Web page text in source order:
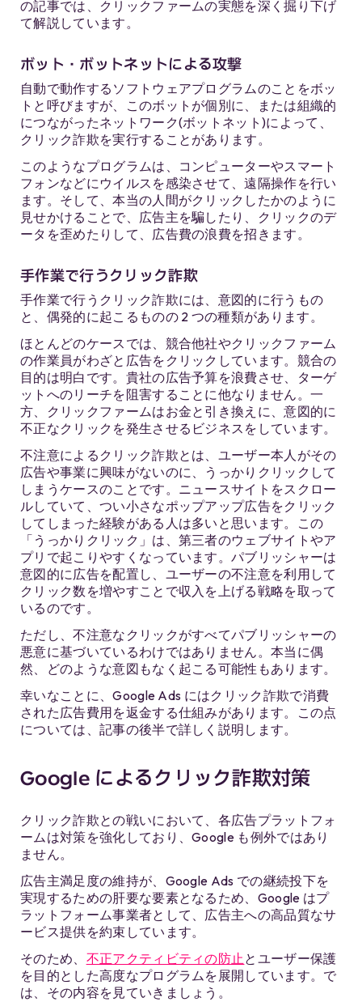
の記事では、クリックファームの実態を深く掘り下げ
て解説しています。
ボット・ボットネットによる攻撃
自動で動作するソフトウェアプログラムのことをボッ
トと呼びますが、このボットが個別に、または組織的
につながったネットワーク(ボットネット)によって、
クリック詐欺を実行することがあります。
このようなプログラムは、コンピューターやスマート
フォンなどにウイルスを感染させて、遠隔操作を行い
ます。そして、本当の人間がクリックしたかのように
見せかけることで、広告主を騙したり、クリックのデ
ータを歪めたりして、広告費の浪費を招きます。
手作業で行うクリック詐欺
手作業で行うクリック詐欺には、意図的に行うもの
と、偶発的に起こるものの 2 つの種類があります。
ほとんどのケースでは、競合他社やクリックファーム
の作業員がわざと広告をクリックしています。競合の
目的は明白です。貴社の広告予算を浪費させ、ターゲ
ットへのリーチを阻害することに他なりません。一
方、クリックファームはお金と引き換えに、意図的に
不正なクリックを発生させるビジネスをしています。
不注意によるクリック詐欺とは、ユーザー本人がその
広告や事業に興味がないのに、うっかりクリックして
しまうケースのことです。ニュースサイトをスクロー
ルしていて、つい小さなポップアップ広告をクリック
してしまった経験がある人は多いと思います。この
「うっかりクリック」は、第三者のウェブサイトやア
プリで起こりやすくなっています。パブリッシャーは
意図的に広告を配置し、ユーザーの不注意を利用して
クリック数を増やすことで収入を上げる戦略を取って
いるのです。
ただし、不注意なクリックがすべてパブリッシャーの
悪意に基づいているわけではありません。本当に偶
然、どのような意図もなく起こる可能性もあります。
幸いなことに、Google Ads にはクリック詐欺で消費
された広告費用を返金する仕組みがあります。この点
については、記事の後半で詳しく説明します。
Google によるクリック詐欺対策
クリック詐欺との戦いにおいて、各広告プラットフォ
ームは対策を強化しており、Google も例外ではあり
ません。
広告主満足度の維持が、Google Ads での継続投下を
実現するための肝要な要素となるため、Google はプ
ラットフォーム事業者として、広告主への高品質なサ
ービス提供を約束しています。
そのため、 不正アクティビティの防止とユーザー保護
を目的とした高度なプログラムを展開しています。で
は、その内容を見ていきましょう。